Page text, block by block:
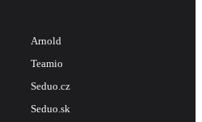
Arnold
Teamio
Seduo.cz
Seduo.sk